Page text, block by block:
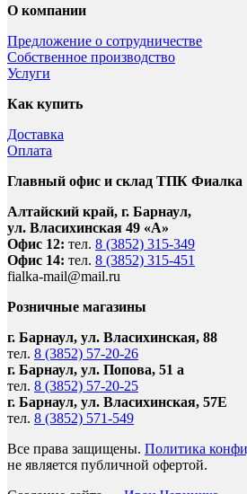
О компании
Предложение о сотрудничестве
Собственное производство
Услуги
Как купить
Доставка
Оплата
Главный офис и склад ТПК Фиалка
Алтайский край, г. Барнаул,
ул. Власихинская 49 «А»
Офис 12: тел. 8 (3852) 315-349
Офис 14: тел. 8 (3852) 315-451
fialka-mail@mail.ru
Розничные магазины
г. Барнаул, ул. Власихинская, 88
тел. 8 (3852) 57-20-26
г. Барнаул, ул. Попова, 51 а
тел. 8 (3852) 57-20-25
г. Барнаул, ул. Власихинская, 57Е
тел. 8 (3852) 571-549
Все права защищены. Политика
не является публичной офертой.